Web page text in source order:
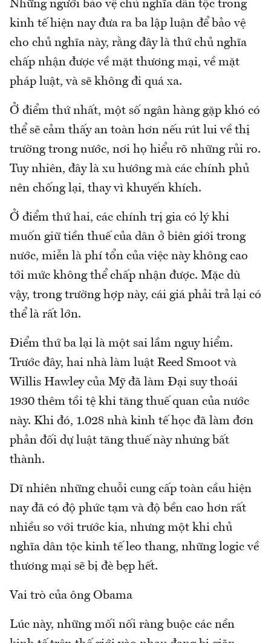
Những người bảo vệ chủ nghĩa dân tộc trong
kinh tế hiện nay đưa ra ba lập luận để bảo vệ
cho chủ nghĩa này, rằng đây là thứ chủ nghĩa
chấp nhận được về mặt thương mại, về mặt
pháp luật, và sẽ không đi quá xa.
Ở điểm thứ nhất, một số ngân hàng gặp khó có
thể sẽ cảm thấy an toàn hơn nếu rút lui về thị
trường trong nước, nơi họ hiểu rõ những rủi ro.
Tuy nhiên, đây là xu hướng mà các chính phủ
nên chống lại, thay vì khuyến khích.
Ở điểm thứ hai, các chính trị gia có lý khi
muốn giữ tiền thuế của dân ở biên giới trong
nước, miễn là phí tổn của việc này không cao
tới mức không thể chấp nhận được. Mặc dù
vậy, trong trường hợp này, cái giá phải trả lại có
thể là rất lớn.
Điểm thứ ba lại là một sai lầm nguy hiểm.
Trước đây, hai nhà làm luật Reed Smoot và
Willis Hawley của Mỹ đã làm Đại suy thoái
1930 thêm tồi tệ khi tăng thuế quan của nước
này. Khi đó, 1.028 nhà kinh tế học đã làm đơn
phản đối dự luật tăng thuế này nhưng bất
thành.
Dĩ nhiên những chuỗi cung cấp toàn cầu hiện
nay đã có độ phức tạm và độ bền cao hơn rất
nhiều so với trước kia, nhưng một khi chủ
nghĩa dân tộc kinh tế leo thang, những logic về
thương mại sẽ bị đè bẹp hết.
Vai trò của ông Obama
Lúc này, những mối nối ràng buộc các nền